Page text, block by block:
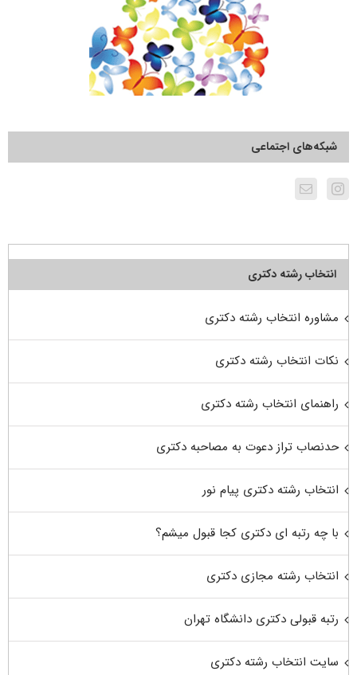
شبکه‌های اجتماعی
انتخاب رشته دکتری
مشاوره انتخاب رشته دکتری
نکات انتخاب رشته دکتری
راهنمای انتخاب رشته دکتری
حدنصاب تراز دعوت به مصاحبه دکتری
انتخاب رشته دکتری پیام نور
با چه رتبه ای دکتری کجا قبول میشم؟
انتخاب رشته مجازی دکتری
رتبه قبولی دکتری دانشگاه تهران
سایت انتخاب رشته دکتری